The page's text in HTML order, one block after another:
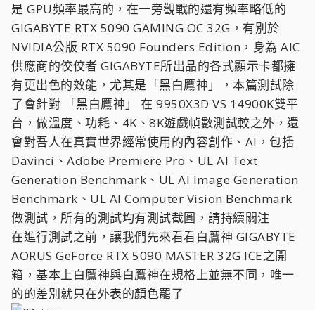
是 GPU頻率最高的，在一旁觀戰的還有頻率略低的
GIGABYTE RTX 5090 GAMING OC 32G，有別於
NVIDIA公版 RTX 5090 Founders Edition，身為 AIC
供應商的佼佼者 GIGABYTE所出品的各式顯示卡都擁
有更出色的效能，尤其是「黑白鷹神」，本篇測試除
了會針對 「黑白鷹神」 在 9950X3D VS 14900K雙平
台，做溫度、功耗、4K、8K遊戲幀數測試較之外，還
會對吾人在真實世界經常使用的內容創作、AI，包括
Davinci、Adobe Premiere Pro、UL AI Text
Generation Benchmark、UL AI Image Generation
Benchmark、UL AI Computer Vision Benchmark
做測試，所有的測試均有測試截圖，請持續關注
在進行測試之前，讓我們先來看看白鷹神 GIGABYTE
AORUS GeForce RTX 5090 MASTER 32G ICE之開
箱，基本上白鷹神與白鷹神在規格上並無不同，唯一
的的差別就只在外表的顏色罷了